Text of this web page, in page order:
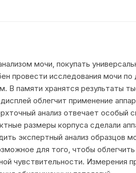
мочи, покупать
провести исследования мочи
памяти хранятся результаты
облегчит применение
анализ отвечает особый
размеры корпуса сделали
экспертный анализ образцов
для того, чтобы
чувствительности.